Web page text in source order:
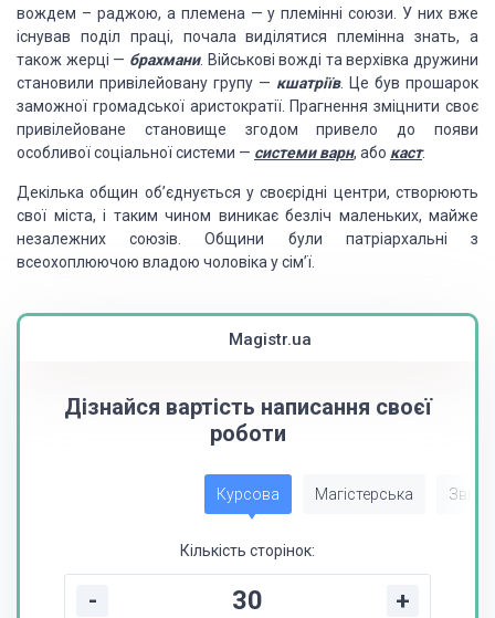
вождем – раджою, а племена — у племінні союзи. У них вже
існував поділ праці, почала виділятися племінна знать, а
також жерці — брахмани. Військові вожді та верхівка дружини
становили привілейовану групу — кшатріїв. Це був прошарок
заможної громадської аристократії. Прагнення зміцнити своє
привілейоване становище згодом привело до появи
особливої соціальної системи — системи варн, або каст.
Декілька общин об’єднується у своєрідні центри, створюють
свої міста, і таким чином виникає безліч маленьких, майже
незалежних союзів. Общини були патріархальні з
всеохоплюючою владою чоловіка у сім’ї.
Magistr.ua
Дізнайся вартість написання своєї
роботи
Курсова Магістерська Звіт
Кількість сторінок:
- +